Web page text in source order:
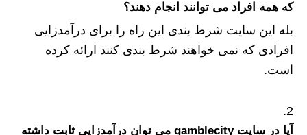
که همه افراد می توانند انجام دهند؟
بله این سایت شرط بندی این راه را برای درآمدزایی
افرادی که نمی خواهند شرط بندی کنند ارائه کرده
است.
آیا در سایت gamblecity می توان درآمدزایی ثابت داشته